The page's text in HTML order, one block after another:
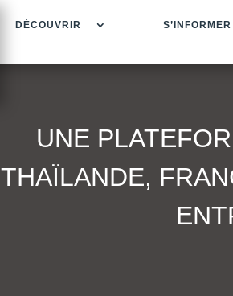
DÉCOUVRIR S’INFORMER
UNE
THAÏLANDE,